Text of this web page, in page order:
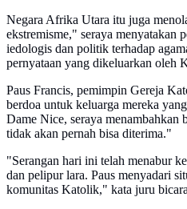
Negara Afrika Utara itu juga
ekstremisme," seraya menyatakan
iedologis dan politik terhadap
pernyataan yang dikeluarkan oleh
Paus Francis, pemimpin Gereja
berdoa untuk keluarga mereka
Dame Nice, seraya menambahkan
tidak akan pernah bisa diterima."
"Serangan hari ini telah menabur
dan pelipur lara. Paus menyadari
komunitas Katolik," kata juru